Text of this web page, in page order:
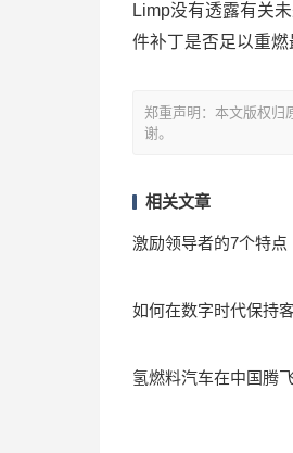
Limp没有透露有关
件补丁是否足以重燃
郑重声明：本文版权归
谢。
相关文章
激励领导者的7个特点
如何在数字时代保持
氢燃料汽车在中国腾